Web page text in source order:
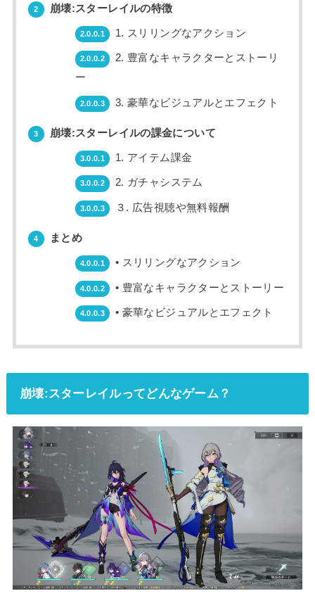
2 崩壊:スターレイルの特徴
2.0.0.1 1. スリリングなアクション
2.0.0.2
2. 豊富なキャラクターとストーリ
ー
2.0.0.3 3. 豪華なビジュアルとエフェクト
3 崩壊:スターレイルの課金について
3.0.0.1 1. アイテム課金
3.0.0.2 2. ガチャシステム
3.0.0.3 ３. 広告視聴や無料報酬
4 まとめ
4.0.0.1 • スリリングなアクション
4.0.0.2 • 豊富なキャラクターとストーリー
4.0.0.3 • 豪華なビジュアルとエフェクト
崩壊:スターレイルってどんなゲーム？